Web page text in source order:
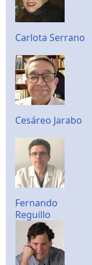
Carlota Serrano
Cesáreo Jarabo
Fernando
Reguillo